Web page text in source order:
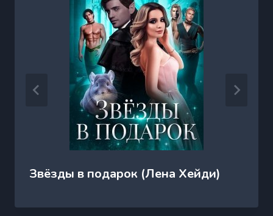
Звёзды в подарок (Лена Хейди)